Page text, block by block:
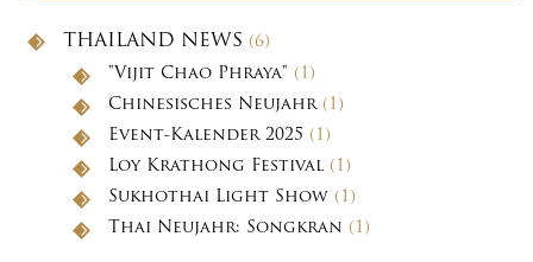
THAILAND NEWS (6)
"Vijit Chao Phraya" (1)
Chinesisches Neujahr(1)
Event-Kalender 2025 (1)
Loy Krathong Festival (1)
Sukhothai Light Show (1)
Thai Neujahr: Songkran (1)